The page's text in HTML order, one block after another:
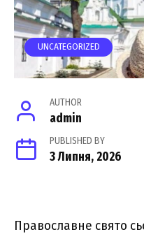
UNCATEGORIZED
AUTHOR
admin
PUBLISHED BY
3 Липня, 2026
Православне свято